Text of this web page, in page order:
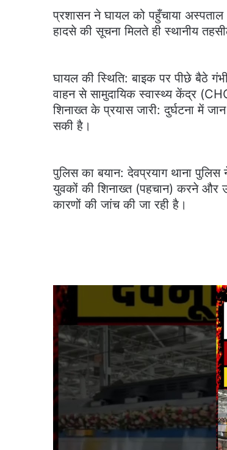
​प्रशासन ने घायल को पहुँचाया अस्पताल
​हादसे की सूचना मिलते ही स्थानीय
​घायल की स्थिति: बाइक पर पीछे बैठे
वाहन से सामुदायिक स्वास्थ्य केंद्र
​शिनाख्त के प्रयास जारी: दुर्घटना में
सकी है।
​पुलिस का बयान: देवप्रयाग थाना
युवकों की शिनाख्त (पहचान) करने और
कारणों की जांच की जा रही है।